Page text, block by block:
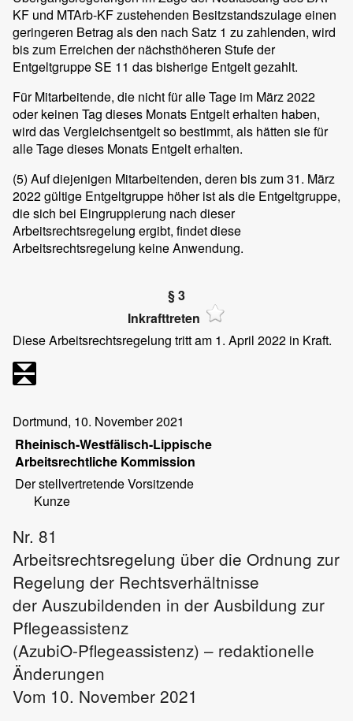
KF und MTArb-KF zustehenden Besitzstandszulage einen
geringeren Betrag als den nach Satz 1 zu zahlenden, wird
bis zum Erreichen der nächsthöheren Stufe der
Entgeltgruppe SE 11 das bisherige Entgelt gezahlt.
Für Mitarbeitende, die nicht für alle Tage im März 2022
oder keinen Tag dieses Monats Entgelt erhalten haben,
wird das Vergleichsentgelt so bestimmt, als hätten sie für
alle Tage dieses Monats Entgelt erhalten.
(5) Auf diejenigen Mitarbeitenden, deren bis zum 31. März
2022 gültige Entgeltgruppe höher ist als die Entgeltgruppe,
die sich bei Eingruppierung nach dieser
Arbeitsrechtsregelung ergibt, findet diese
Arbeitsrechtsregelung keine Anwendung.
§ 3
Inkrafttreten
Diese Arbeitsrechtsregelung tritt am 1. April 2022 in Kraft.
Dortmund, 10. November 2021
Rheinisch-Westfälisch-Lippische
Arbeitsrechtliche Kommission
Der stellvertretende Vorsitzende
Kunze
Nr. 81
Arbeitsrechtsregelung über die Ordnung zur
Regelung der Rechtsverhältnisse
der Auszubildenden in der Ausbildung zur
Pflegeassistenz
(AzubiO-Pflegeassistenz) – redaktionelle
Änderungen
Vom 10. November 2021